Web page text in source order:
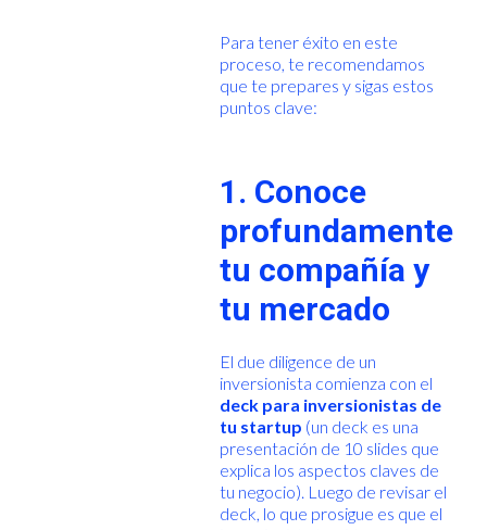
Para tener éxito en este
proceso, te recomendamos
que te prepares y sigas estos
puntos clave:
1. Conoce
profundamente
tu compañía y
tu mercado
El due diligence de un
inversionista comienza con el
deck para inversionistas de
tu startup (un deck es una
presentación de 10 slides que
explica los aspectos claves de
tu negocio). Luego de revisar el
deck, lo que prosigue es que el